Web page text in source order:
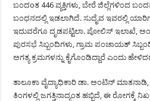
ಬಂದoತ 446 ವ್ಯಕ್ತಿಗಳು, ಬೇರೆ ಜಿಲ್ಲೆಗಳಿಂದ
ಬಂಧನದಲ್ಲಿ ಇಡಲಾಗಿದೆ. ಸುದೈವ ಇವರಲ್ಲಿ
ಇದುವರೆಗೂ ದೃಡಪಟ್ಟಿಲಾ. ಪೋಲಿಸ್ ಇಲಾಖೆ,
ಪುರಸಭೆ ಸಿಬ್ಬಂದಿಗಳು, ಗ್ರಾಮ ಪಂಚಾಯತ್
ಅಗತ್ಯ ಕ್ರಮಗಳನ್ನು ಕೈಗೊಂಡಿದ್ದಾರೆ ಎಂದು
ತಾಲೂಕಾ ವೈದ್ಯಾಧಿಕಾರಿ ಡಾ. ಅಂಟಿನ್
ತಿಂಗಳಲ್ಲಿ ಜಗತ್ತಿನಾದ್ಯಂತ ಹಬ್ಬಿದೆ, ಈ ರೋಗಕ್ಕೆ